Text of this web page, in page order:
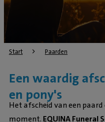
Start Paarden
Een waardig
en pony's
Het afscheid van een
moment. EQUINA Funeral